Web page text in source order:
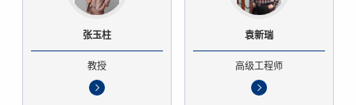
张玉柱
教授
袁新瑞
高级工程师